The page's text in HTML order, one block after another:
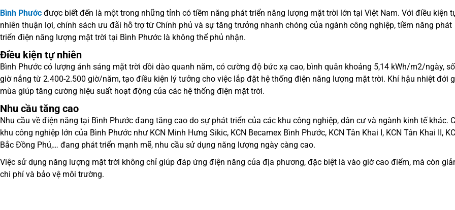
Bình Phước được biết đến là một trong những tỉnh có tiềm năng phát triển năng lượng mặt trời lớn tại Việt Nam. Với điều kiện
nhiên thuận lợi, chính sách ưu đãi hỗ trợ từ Chính phủ và sự tăng trưởng nhanh chóng của ngành công nghiệp, tiềm năng phát
triển điện năng lượng mặt trời tại Bình Phước là không thể phủ nhận.
Điều kiện tự nhiên
Bình Phước có lượng ánh sáng mặt trời dồi dào quanh năm, có cường độ bức xạ cao, bình quân khoảng 5,14 kWh/m2/ngày, số
giờ nắng từ 2.400-2.500 giờ/năm, tạo điều kiện lý tưởng cho việc lắp đặt hệ thống điện năng lượng mặt trời. Khí hậu nhiệt đới
mùa giúp tăng cường hiệu suất hoạt động của các hệ thống điện mặt trời.
Nhu cầu tăng cao
Nhu cầu về điện năng tại Bình Phước đang tăng cao do sự phát triển của các khu công nghiệp, dân cư và ngành kinh tế khác.
khu công nghiệp lớn của Bình Phước như KCN Minh Hưng Sikic, KCN Becamex Bình Phước, KCN Tân Khai I, KCN Tân Khai II,
Bắc Đồng Phú,… đang phát triển mạnh mẽ, nhu cầu sử dụng năng lượng ngày càng cao.
Việc sử dụng năng lượng mặt trời không chỉ giúp đáp ứng điện năng của địa phương, đặc biệt là vào giờ cao điểm, mà còn
chi phí và bảo vệ môi trường.